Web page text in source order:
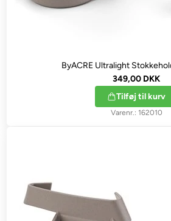
ByACRE Ultralight
349,00 DKK
Tilføj til kurv
162010